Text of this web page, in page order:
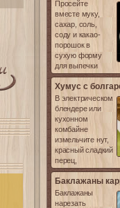
Просейте
вместе муку,
сахар, соль,
соду и какао-
порошок в
сухую форму
для выпечки
Хумус с
В электрическом
блендере или
кухонном
комбайне
измельчите нут,
красный сладкий
перец,
Баклажаны
Баклажаны
нарезать